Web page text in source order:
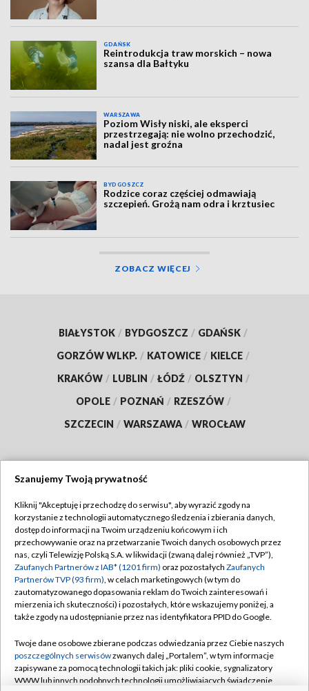
GDAŃSK
Reintrodukcja traw morskich – nowa
szansa dla Bałtyku
WARSZAWA
Poziom Wisły niski, ale eksperci
przestrzegają: nie wolno przechodzić,
nadal jest groźna
BYDGOSZCZ
Rodzice coraz częściej odmawiają
szczepień. Grożą nam odra i krztusiec
ZOBACZ WIĘCEJ
BIAŁYSTOK / BYDGOSZCZ / GDAŃSK /
GORZÓW WLKP. / KATOWICE / KIELCE /
KRAKÓW / LUBLIN / ŁÓDŹ / OLSZTYN /
OPOLE / POZNAŃ / RZESZÓW /
SZCZECIN / WARSZAWA / WROCŁAW
TVP
Abonament TVP
Emisja w TVP
Centrum informacji TVP
Naziemna Telewizja Cyfrowa
Rada Programowa
System NOS
Regulamin TVP
Polityka prywatności
Moje zgody
Pomoc
Kontakt
Szanujemy Twoją prywatność
Kliknij "Akceptuję i przechodzę do serwisu", aby wyrazić zgody na
korzystanie z technologii automatycznego śledzenia i zbierania danych,
dostęp do informacji na Twoim urządzeniu końcowym i ich
przechowywanie oraz na przetwarzanie Twoich danych osobowych przez
nas, czyli Telewizję Polską S.A. w likwidacji (zwaną dalej również „TVP”),
Zaufanych Partnerów z IAB* (1201 firm) oraz pozostałych Zaufanych
Partnerów TVP (93 firm), w celach marketingowych (w tym do
zautomatyzowanego dopasowania reklam do Twoich zainteresowań i
mierzenia ich skuteczności) i pozostałych, które wskazujemy poniżej, a
także zgody na udostępnianie przez nas identyfikatora PPID do Google.
Twoje dane osobowe zbierane podczas odwiedzania przez Ciebie naszych
poszczególnych serwisówzwanych dalej „Portalem”, w tym informacje
zapisywane za pomocą technologii takich jak: pliki cookie, sygnalizatory
WWW lub innych podobnych technologii umożliwiających świadczenie